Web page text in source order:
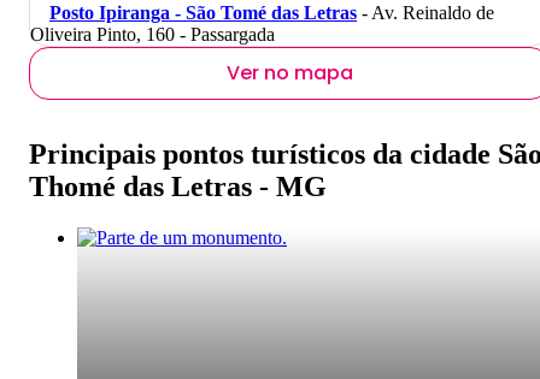
Posto Ipiranga - São Tomé das Letras - Av. Reinaldo de
Oliveira Pinto, 160 - Passargada
Ver no mapa
Principais pontos turísticos da cidade
Thomé das Letras - MG